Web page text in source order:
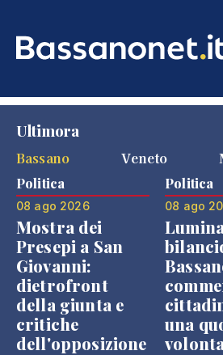
Ultimora
Bassano
Veneto
Politica
08 ago 2026
Mostra dei
Presepi a San
Giovanni:
dietrofront
della giunta e
critiche
dell'opposizione
Politica
08 ago
una